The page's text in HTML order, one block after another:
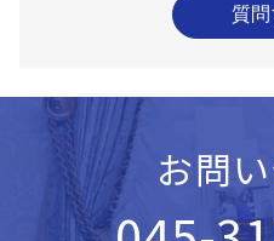
質
お問